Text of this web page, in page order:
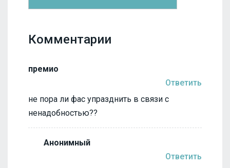
Комментарии
премио
Ответить
не пора ли фас упразднить в связи с
ненадобностью??
Анонимный
Ответить